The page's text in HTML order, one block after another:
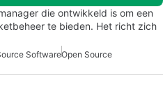
die ontwikkeld is om een
te bieden. Het richt zich
SoftwareOpen Source